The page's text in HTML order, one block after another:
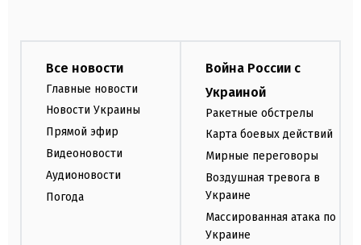
Все новости
Главные новости
Новости Украины
Прямой эфир
Видеоновости
Аудионовости
Погода
Война России с
Украиной
Ракетные обстрелы
Карта боевых действий
Мирные переговоры
Воздушная тревога в
Украине
Массированная атака по
Украине